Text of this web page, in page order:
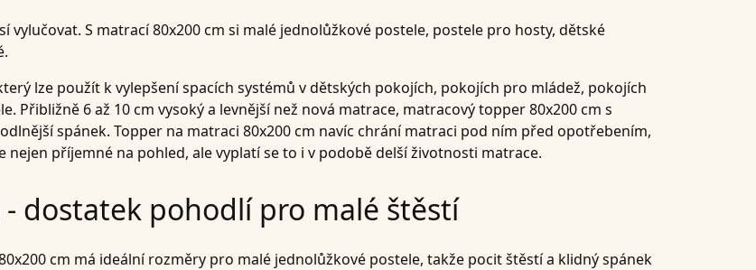
S matrací 80x200 cm si malé jednolůžkové postele, postele pro hosty, dětské
lze použít k vylepšení spacích systémů v dětských pokojích, pokojích pro mládež, pokojích
6 až 10 cm vysoký a levnější než nová matrace, matracový topper 80x200 cm s
spánek. Topper na matraci 80x200 cm navíc chrání matraci pod ním před opotřebením,
příjemné na pohled, ale vyplatí se to i v podobě delší životnosti matrace.
dostatek pohodlí pro malé štěstí
cm má ideální rozměry pro malé jednolůžkové postele, takže pocit štěstí a klidný spánek